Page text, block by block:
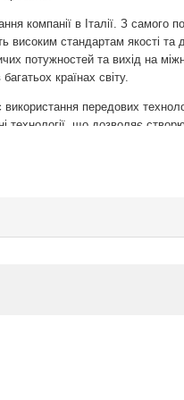
компанії в Італії. З самого
високим стандартам якості
потужностей та вихід на
країнах світу.
передових
технології, що дозволяє
властивостями. Важливу роль у
забезпечує високу якість та
та стійкість